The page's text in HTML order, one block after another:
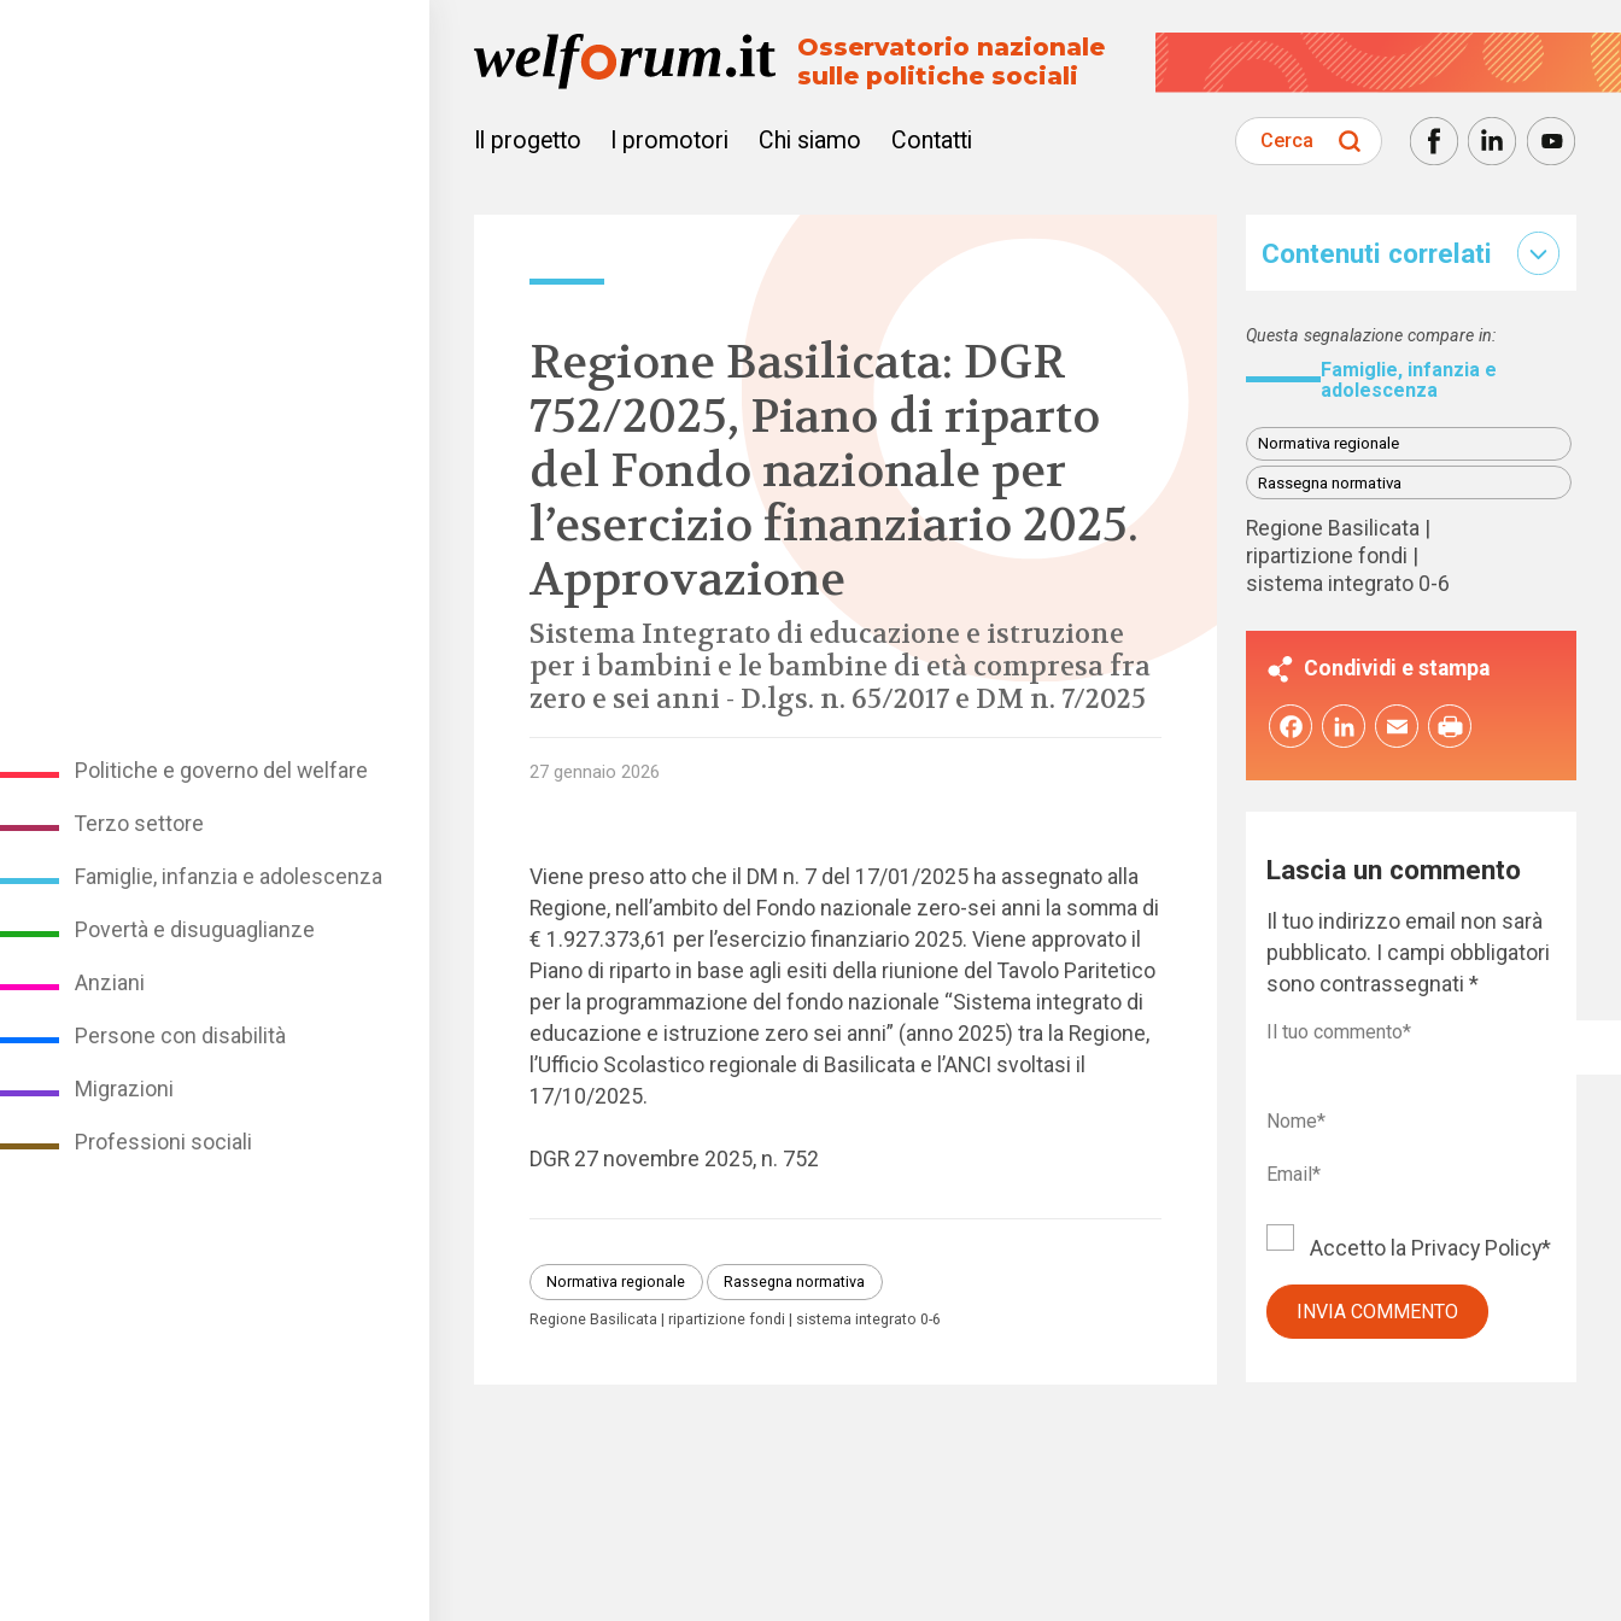
Politiche e governo del welfare
Terzo settore
Famiglie, infanzia e adolescenza
Povertà e disuguaglianze
Anziani
Persone con disabilità
Migrazioni
Professioni sociali
Osservatorio nazionale
sulle politiche sociali
Il progetto I promotori Chi siamo Contatti Cerca
Regione Basilicata: DGR
752/2025, Piano di riparto
del Fondo nazionale per
l’esercizio finanziario 2025.
Approvazione
Sistema Integrato di educazione e istruzione
per i bambini e le bambine di età compresa fra
zero e sei anni - D.lgs. n. 65/2017 e DM n. 7/2025
27 gennaio 2026
Viene preso atto che il DM n. 7 del 17/01/2025 ha assegnato alla
Regione, nell’ambito del Fondo nazionale zero-sei anni la somma di
€ 1.927.373,61 per l’esercizio finanziario 2025. Viene approvato il
Piano di riparto in base agli esiti della riunione del Tavolo Paritetico
per la programmazione del fondo nazionale “Sistema integrato di
educazione e istruzione zero sei anni” (anno 2025) tra la Regione,
l’Ufficio Scolastico regionale di Basilicata e l’ANCI svoltasi il
17/10/2025.
DGR 27 novembre 2025, n. 752
Normativa regionale Rassegna normativa
Regione Basilicata ripartizione fondi sistema integrato 0-6
Contenuti correlati
Questa segnalazione compare in:
Famiglie, infanzia e
adolescenza
Normativa regionale
Rassegna normativa
Regione Basilicata
ripartizione fondi
sistema integrato 0-6
Condividi e stampa
FacebookLinkedInEmail
Lascia un commento
Il tuo indirizzo email non sarà
pubblicato. I campi obbligatori
sono contrassegnati*
Accetto la Privacy Policy*